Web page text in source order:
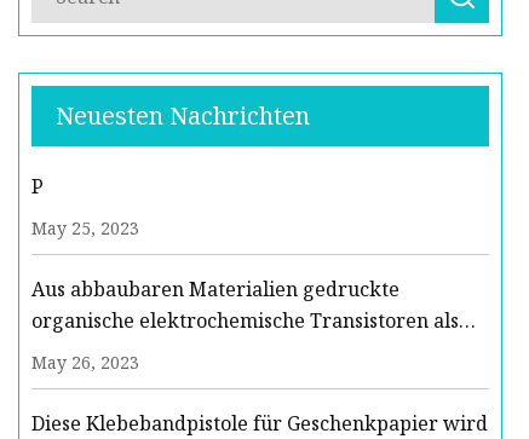
Neuesten Nachrichten
P
May 25, 2023
Aus abbaubaren Materialien gedruckte
organische elektrochemische Transistoren als
biochemische Einwegsensoren
May 26, 2023
Diese Klebebandpistole für Geschenkpapier wird